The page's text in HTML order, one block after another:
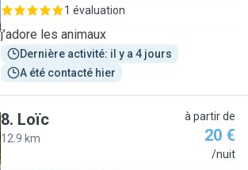
1 évaluation
j’adore les animaux
Dernière activité: il y a 4 jours
A été contacté hier
8. Loïc
12.9 km
à partir de
20 €
/nuit